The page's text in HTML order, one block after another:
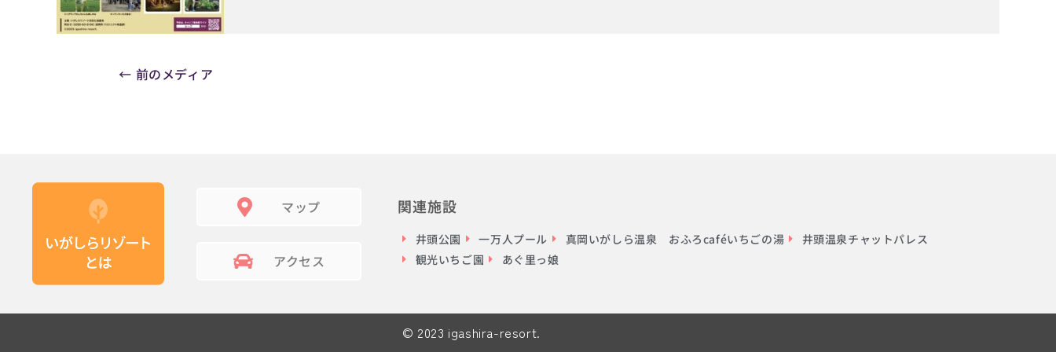
← 前のメディア
マップ
アクセス
関連施設
井頭公園 一万人プール 真岡いがしら温泉 おふろcaféいちごの湯
井頭温泉チャットパレス
観光いちご園
あぐ里っ娘
© 2023 igashira-resort.